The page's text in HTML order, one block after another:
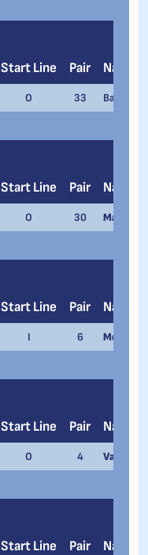
Start Line Pair Name
O 33 Bart
Start Line Pair Name
O 30 Marco
Start Line Pair Name
I 6 Melanie
Start Line Pair Name
O 4 Vanessa
Start Line Pair Name